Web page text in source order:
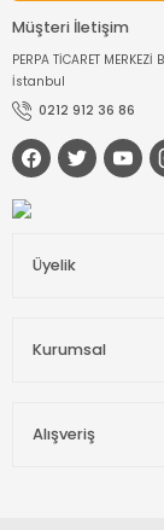
Müşteri İletişim
PERPA TİCARET
İstanbul
0212 912 36 86
Üyelik
Kurumsal
Alışveriş